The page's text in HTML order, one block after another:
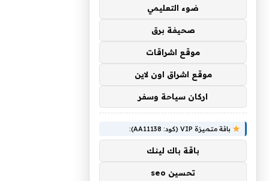
ضوء التعليمي
صحيفة برق
موقع اشراقات
موقع اشراق اون لاين
اركان سياحة وسفر
باقة متميزة VIP (كود: AA11138):
باقة باك لينك
تحسين seo